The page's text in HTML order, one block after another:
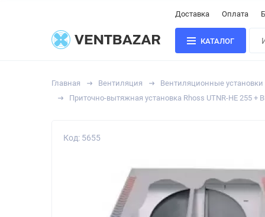
Доставка Оплата
КАТАЛОГ
Главная Вентиляция Вентиляционные установки
Приточно-вытяжная установка Rhoss UTNR-HE 255 +
Код: 5655